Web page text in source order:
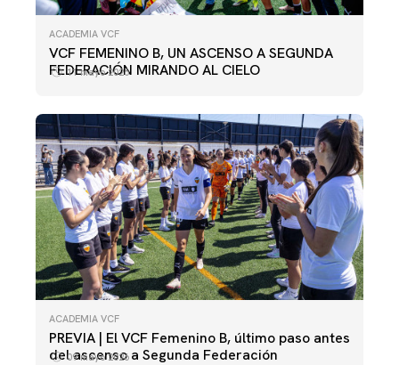
ACADEMIA VCF
VCF FEMENINO B, UN ASCENSO A SEGUNDA
FEDERACIÓN MIRANDO AL CIELO
11 mayo 2026
ACADEMIA VCF
PREVIA | El VCF Femenino B, último paso antes
del ascenso a Segunda Federación
09 mayo 2026
ACADEMIA VCF
EXTREMADURA FEM CF - VCF FEMENINO B